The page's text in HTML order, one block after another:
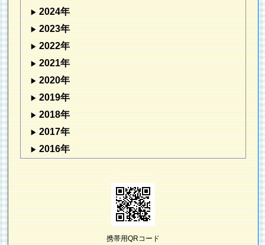
2024年
2023年
2022年
2021年
2020年
2019年
2018年
2017年
2016年
携帯用QRコード